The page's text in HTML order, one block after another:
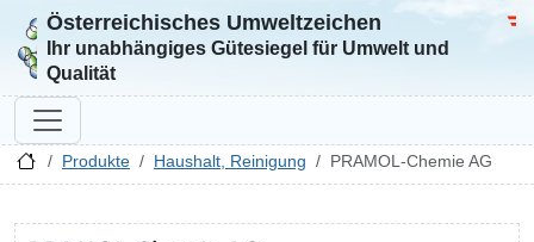
Zur Startseite
Österreichisches Umweltzeichen
Ihr unabhängiges Gütesiegel für Umwelt und
Qualität
Produkte Haushalt, Reinigung PRAMOL-Chemie AG